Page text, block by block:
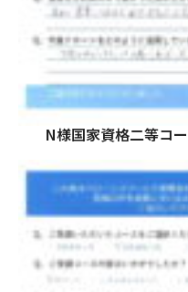
N様国家資格二等コ